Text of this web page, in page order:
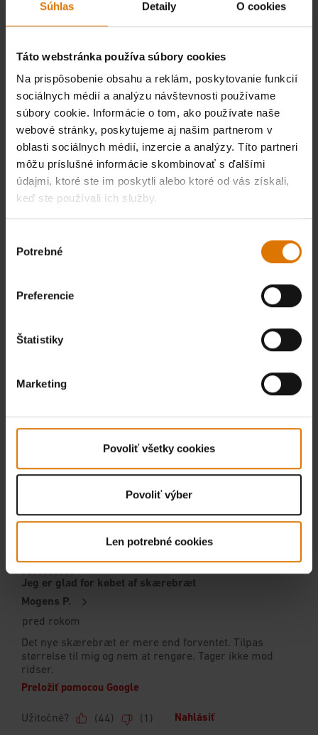
Súhlas Detaily O cookies
Táto webstránka používa súbory cookies
Na prispôsobenie obsahu a reklám, poskytovanie funkcií
sociálnych médií a analýzu návštevnosti používame
súbory cookie. Informácie o tom, ako používate naše
webové stránky, poskytujeme aj našim partnerom v
oblasti sociálnych médií, inzercie a analýzy. Títo partneri
môžu príslušné informácie skombinovať s ďalšími
údajmi, ktoré ste im poskytli alebo ktoré od vás získali,
keď ste používali ich služby.
súhlasu
Potrebné
Preferencie
Štatistiky
Marketing
Povoliť všetky cookies
Povoliť výber
Len potrebné cookies